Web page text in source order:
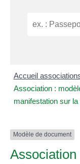
Accueil
Association :
manifestation sur la
Modèle de document